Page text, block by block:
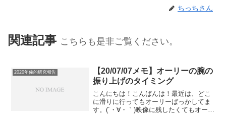
ちっちさん
関連記事 こちらも是非ご覧ください。
2020年俺的研究報告
【20/07/07メモ】オーリーの腕の
振り上げのタイミング
こんにちは！こんばんは！最近は、どこ
に滑りに行ってもオーリーばっかしてま
す。(´・∀・｀)映像に残したくてもオーリ